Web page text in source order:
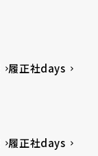
履正社days
履正社days